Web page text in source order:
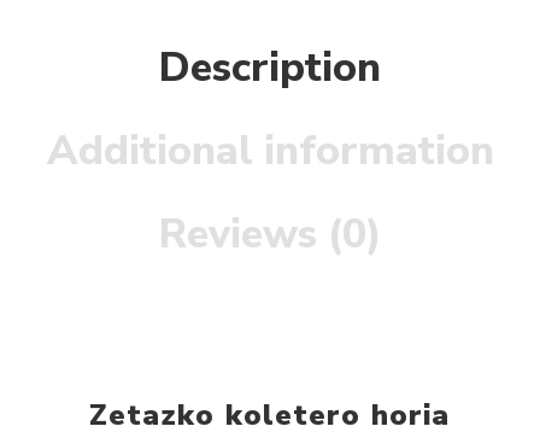
Description
Additional information
Reviews (0)
Zetazko koletero horia